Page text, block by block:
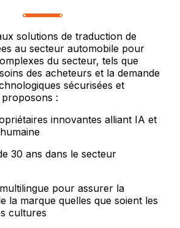
solutions de traduction de
au secteur automobile pour
du secteur, tels que
des acheteurs et la demande
sécurisées et
:
innovantes alliant IA et
30 ans dans le secteur
pour assurer la
la marque quelles que soient les
cultures